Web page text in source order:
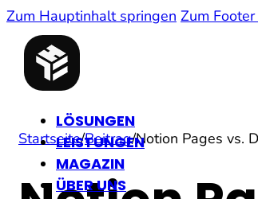
Zum Hauptinhalt springen Zum
LÖSUNGEN
LEISTUNGEN
MAGAZIN
ÜBER UNS
Startseite/Beitrag/Notion Pages vs.